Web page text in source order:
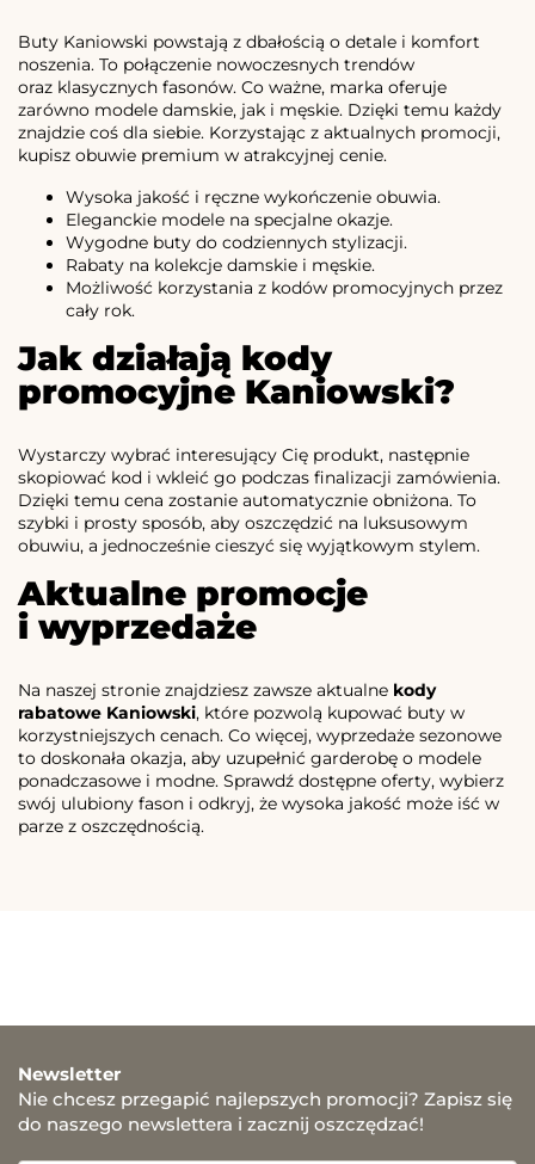
Buty Kaniowski powstają z dbałością o detale i komfort
noszenia. To połączenie nowoczesnych trendów
oraz klasycznych fasonów. Co ważne, marka oferuje
zarówno modele damskie, jak i męskie. Dzięki temu każdy
znajdzie coś dla siebie. Korzystając z aktualnych promocji,
kupisz obuwie premium w atrakcyjnej cenie.
Wysoka jakość i ręczne wykończenie obuwia.
Eleganckie modele na specjalne okazje.
Wygodne buty do codziennych stylizacji.
Rabaty na kolekcje damskie i męskie.
Możliwość korzystania z kodów promocyjnych przez
cały rok.
Jak działają kody
promocyjne Kaniowski?
Wystarczy wybrać interesujący Cię produkt, następnie
skopiować kod i wkleić go podczas finalizacji zamówienia.
Dzięki temu cena zostanie automatycznie obniżona. To
szybki i prosty sposób, aby oszczędzić na luksusowym
obuwiu, a jednocześnie cieszyć się wyjątkowym stylem.
Aktualne promocje
i wyprzedaże
Na naszej stronie znajdziesz zawsze aktualne kody
rabatowe Kaniowski, które pozwolą kupować buty w
korzystniejszych cenach. Co więcej, wyprzedaże sezonowe
to doskonała okazja, aby uzupełnić garderobę o modele
ponadczasowe i modne. Sprawdź dostępne oferty, wybierz
swój ulubiony fason i odkryj, że wysoka jakość może iść w
parze z oszczędnością.
Newsletter
Nie chcesz przegapić najlepszych promocji? Zapisz się
do naszego newslettera i zacznij oszczędzać!